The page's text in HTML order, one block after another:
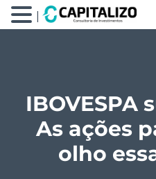
IBOVESPA
As ações
olho